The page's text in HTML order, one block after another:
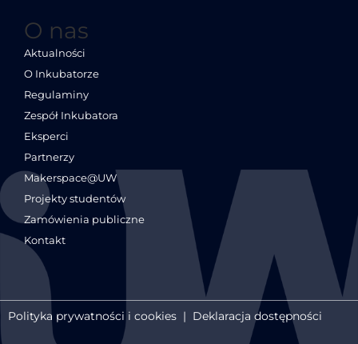
O nas
Aktualności
O Inkubatorze
Regulaminy
Zespół Inkubatora
Eksperci
Partnerzy
Makerspace@UW
Projekty studentów
Zamówienia publiczne
Kontakt
Polityka prywatności i cookies | Deklaracja dostępności